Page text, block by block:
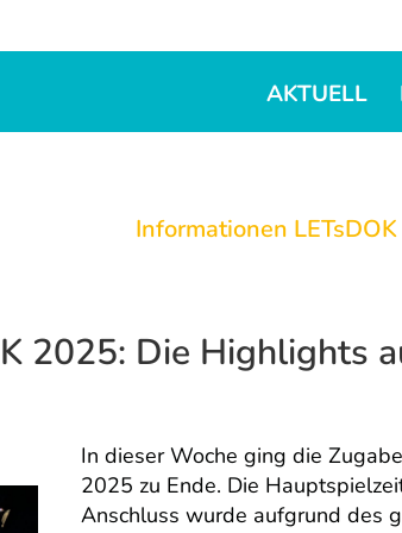
AKTUELL
Informationen LETsDOK
2025: Die Highlights
In dieser Woche ging die
2025 zu Ende. Die
Anschluss wurde aufgrund des